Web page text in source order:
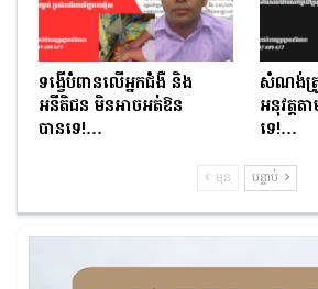
ទង្វើបំពានលើអ្នកជំងឺ និង
អនីតិជន មិនអាចអត់ឱន
បានទេ!…
សំណង់ត្រូ
អនុវត្ត
ទេ!…
មុន បន្ទាប់